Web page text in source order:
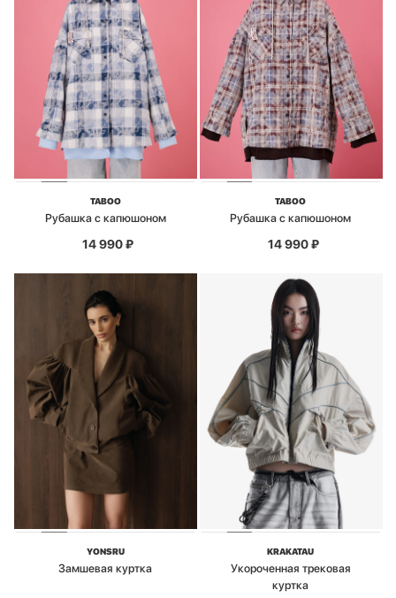
TABOO
Рубашка с капюшоном
14 990₽
TABOO
Рубашка с капюшоном
14 990₽
YONSRU
Замшевая куртка
KRAKATAU
Укороченная трековая
куртка